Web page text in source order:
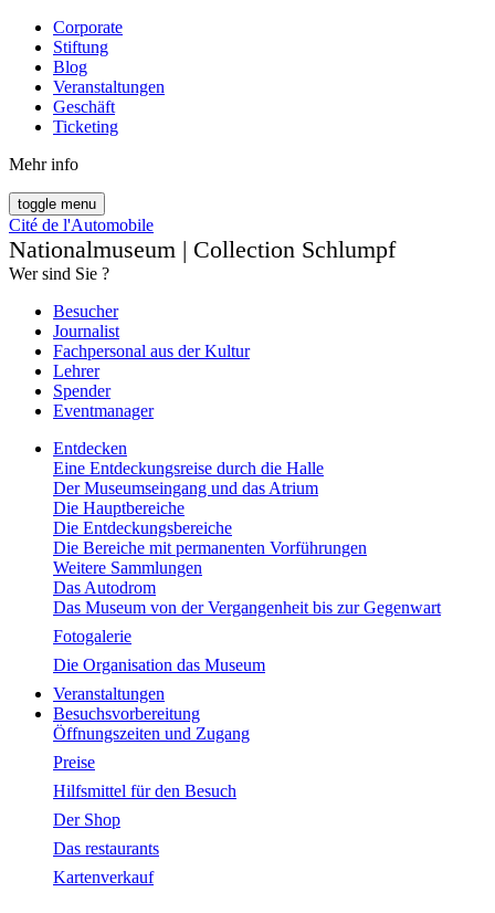
Corporate
Stiftung
Blog
Veranstaltungen
Geschäft
Ticketing
Mehr info
toggle menu
Cité de l'Automobile
Nationalmuseum | Collection Schlumpf
Wer sind Sie ?
Besucher
Journalist
Fachpersonal aus der Kultur
Lehrer
Spender
Eventmanager
Entdecken
Eine Entdeckungsreise durch die Halle
Der Museumseingang und das Atrium
Die Hauptbereiche
Die Entdeckungsbereiche
Die Bereiche mit permanenten Vorführungen
Weitere Sammlungen
Das Autodrom
Das Museum von der Vergangenheit bis zur Gegenwart
Fotogalerie
Die Organisation das Museum
Veranstaltungen
Besuchsvorbereitung
Öffnungszeiten und Zugang
Preise
Hilfsmittel für den Besuch
Der Shop
Das restaurants
Kartenverkauf